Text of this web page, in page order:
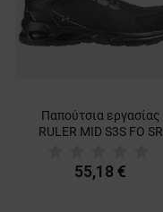
Παπούτσια εργασίας
RULER MID S3S FO SR
55,18 €